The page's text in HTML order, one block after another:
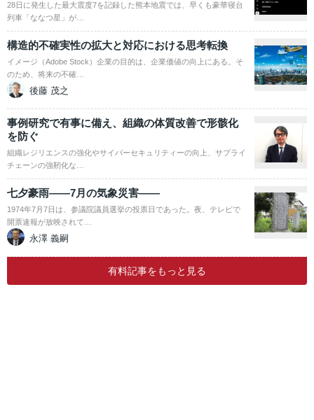
28日に発生した最大震度7を記録した熊本地震では、早くも豪華寝台
列車「ななつ星」が…
構造的不確実性の拡大と対応における思考転換
イメージ（Adobe Stock）企業の目的は、企業価値の向上にある。そ
のため、将来の不確…
後藤 茂之
事例研究で有事に備え、組織の体質改善で形骸化
を防ぐ
組織レジリエンスの強化やサイバーセキュリティーの向上、サプライ
チェーンの強靭化な…
七夕豪雨――7月の気象災害――
1974年7月7日は、参議院議員選挙の投票日であった。夜、テレビで
開票速報が放映されて…
永澤 義嗣
有料記事をもっと見る